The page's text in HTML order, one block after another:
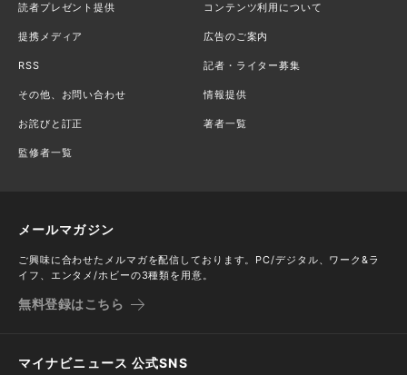
読者プレゼント提供 コンテンツ利用について
提携メディア 広告のご案内
RSS 記者・ライター募集
その他、お問い合わせ 情報提供
お詫びと訂正 著者一覧
監修者一覧
メールマガジン
ご興味に合わせたメルマガを配信しております。PC/デジタル、ワーク&ラ
イフ、エンタメ/ホビーの3種類を用意。
無料登録はこちら
マイナビニュース 公式SNS